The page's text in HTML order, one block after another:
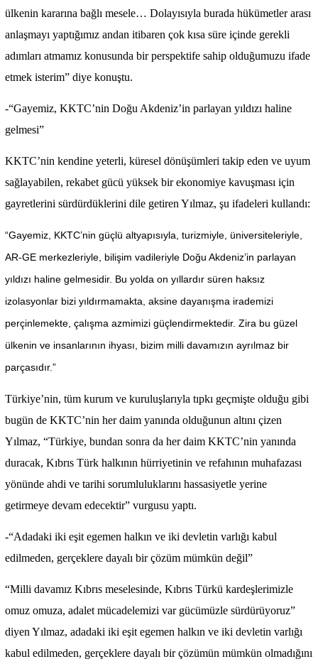
ülkenin kararına bağlı mesele… Dolayısıyla burada hükümetler arası
anlaşmayı yaptığımız andan itibaren çok kısa süre içinde gerekli
adımları atmamız konusunda bir perspektife sahip olduğumuzu ifade
etmek isterim” diye konuştu.
-“Gayemiz, KKTC’nin Doğu Akdeniz’in parlayan yıldızı haline
gelmesi”
KKTC’nin kendine yeterli, küresel dönüşümleri takip eden ve uyum
sağlayabilen, rekabet gücü yüksek bir ekonomiye kavuşması için
gayretlerini sürdürdüklerini dile getiren Yılmaz, şu ifadeleri kullandı:
“Gayemiz, KKTC’nin güçlü altyapısıyla, turizmiyle, üniversiteleriyle,
AR-GE merkezleriyle, bilişim vadileriyle Doğu Akdeniz’in parlayan
yıldızı haline gelmesidir. Bu yolda on yıllardır süren haksız
izolasyonlar bizi yıldırmamakta, aksine dayanışma irademizi
perçinlemekte, çalışma azmimizi güçlendirmektedir. Zira bu güzel
ülkenin ve insanlarının ihyası, bizim milli davamızın ayrılmaz bir
parçasıdır.”
Türkiye’nin, tüm kurum ve kuruluşlarıyla tıpkı geçmişte olduğu gibi
bugün de KKTC’nin her daim yanında olduğunun altını çizen
Yılmaz, “Türkiye, bundan sonra da her daim KKTC’nin yanında
duracak, Kıbrıs Türk halkının hürriyetinin ve refahının muhafazası
yönünde ahdi ve tarihi sorumluluklarını hassasiyetle yerine
getirmeye devam edecektir” vurgusu yaptı.
-“Adadaki iki eşit egemen halkın ve iki devletin varlığı kabul
edilmeden, gerçeklere dayalı bir çözüm mümkün değil”
“Milli davamız Kıbrıs meselesinde, Kıbrıs Türkü kardeşlerimizle
omuz omuza, adalet mücadelemizi var gücümüzle sürdürüyoruz”
diyen Yılmaz, adadaki iki eşit egemen halkın ve iki devletin varlığı
kabul edilmeden, gerçeklere dayalı bir çözümün mümkün olmadığını